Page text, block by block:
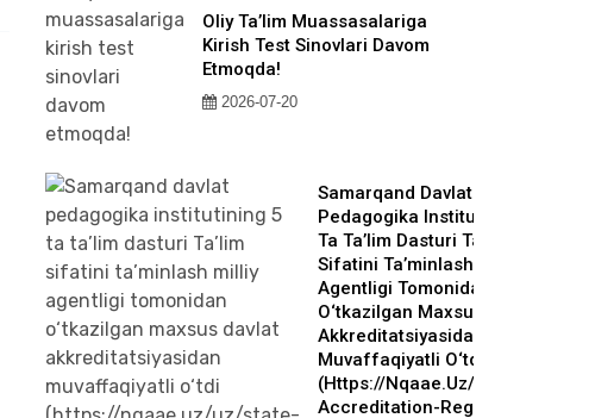
Oliy Ta’lim Muassasalariga
Kirish Test Sinovlari Davom
Etmoqda!
2026-07-20
Samarqand Davlat
Pedagogika Institutining 5
Ta Ta’lim Dasturi Ta’lim
Sifatini Ta’minlash Milliy
Agentligi Tomonidan
O‘tkazilgan Maxsus Davlat
Akkreditatsiyasidan
Muvaffaqiyatli O‘tdi
(https://nqaae.uz/uz/state-
Accreditation-Register?qr-